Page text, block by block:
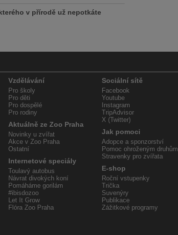
v přírodě už nepotkáte
Vzdělávání
Pro školy
Pro děti
Pro dospělé
Pro rodiny
Aktuálně ze Zoo Praha
Novinky u zvířat
Akce v Zoo Praha
Ostatní
Internetové speciály
Toulavý autobus
Návrat divokých koní
Pomáháme gorilám
#ibisdozoo
Let It Grow
Flóra Zoo Praha
Sociální sítě
Facebook
Youtube
Instagram
TripAdvisor
X (Twitter)
Jak pomoci
Adopce a sponzorství
Pomoc ohroženým druhům
Stravenky pro zvířata
E-shop
Roční vstupenky
Trička
Suvenýry
Publikace
Zážitkové programy